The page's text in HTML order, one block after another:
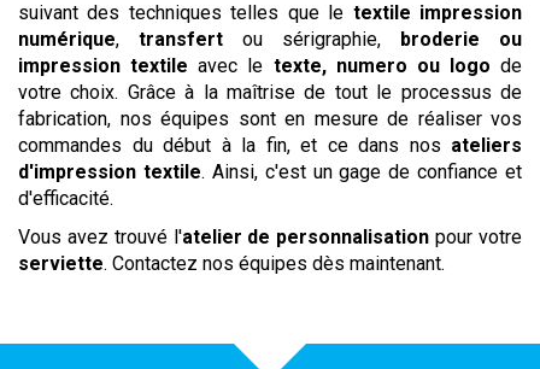
suivant des techniques telles que le textile impression
numérique, transfert ou sérigraphie,
broderie ou
impression textile avec le texte, numero ou logo de
votre choix. Grâce à la maîtrise de tout le processus de
fabrication, nos équipes sont en mesure de réaliser vos
commandes du début à la fin, et ce dans nos ateliers
d'impression textile. Ainsi, c'est un gage de confiance et
d'efficacité.
Vous avez trouvé l'atelier de personnalisation pour votre
serviette. Contactez nos équipes dès maintenant.